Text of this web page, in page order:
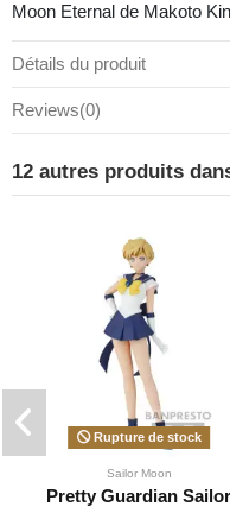
Moon Eternal de Makoto
Détails du produit
Reviews(0)
12 autres produits
Rupture de stock
Sailor Moon
Pretty Guardian Sailor